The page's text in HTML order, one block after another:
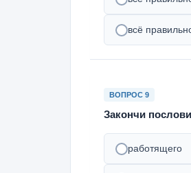
всё
ВОПРОС 9
Закончи
работящего